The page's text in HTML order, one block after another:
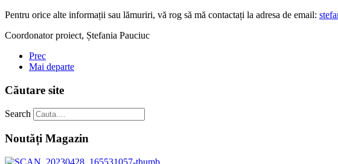
Pentru orice alte informații sau lămuriri, vă rog să mă contactați la adresa de email:
Coordonator proiect, Ștefania Pauciuc
Prec
Mai departe
Căutare site
Search
Noutăți Magazin